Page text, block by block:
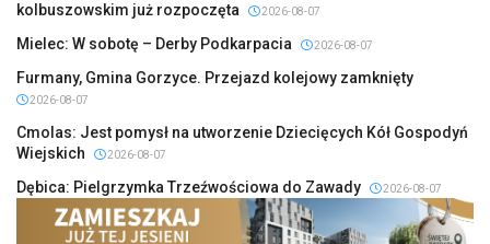
kolbuszowskim już rozpoczęta
2026-08-07
Mielec: W sobotę – Derby Podkarpacia 2026-08-07
Furmany, Gmina Gorzyce. Przejazd kolejowy zamknięty
2026-08-07
Cmolas: Jest pomysł na utworzenie Dziecięcych Kół Gospodyń
Wiejskich
2026-08-07
Dębica: Pielgrzymka Trzeźwościowa do Zawady 2026-08-07